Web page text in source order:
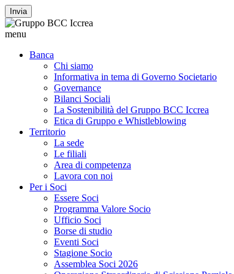
Invia
menu
Banca
Chi siamo
Informativa in tema di Governo Societario
Governance
Bilanci Sociali
La Sostenibilità del Gruppo BCC Iccrea
Etica di Gruppo e Whistleblowing
Territorio
La sede
Le filiali
Area di competenza
Lavora con noi
Per i Soci
Essere Soci
Programma Valore Socio
Ufficio Soci
Borse di studio
Eventi Soci
Stagione Socio
Assemblea Soci 2026